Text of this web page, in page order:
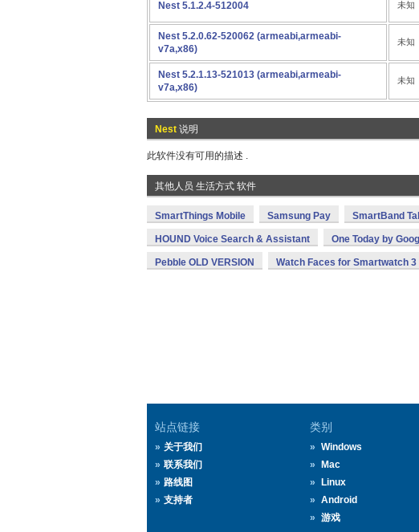
Nest 5.1.2.4-512004 未知
Nest 5.2.0.62-520062 (armeabi,armeabi-
v7a,x86)
未知
Nest 5.2.1.13-521013 (armeabi,armeabi-
v7a,x86)
未知
Nest 说明
此软件没有可用的描述 .
其他人员 生活方式 软件
SmartThings Mobile Samsung Pay SmartBand
HOUND Voice Search & Assistant One Today by
Pebble OLD VERSION Watch Faces for Smartwatch 3
站点链接
关于我们
联系我们
路线图
支持者
类别
Windows
Mac
Linux
Android
游戏